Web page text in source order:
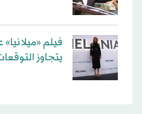
فيلم «ميلانيا»
يتجاوز